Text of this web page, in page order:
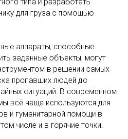
для груза с помощью
аппараты, способные
заданные объекты, могут
в решении самых
пропавших людей до
ситуаций. В современном
всё чаще используются для
и гуманитарной помощи в
числе и в горячие точки.